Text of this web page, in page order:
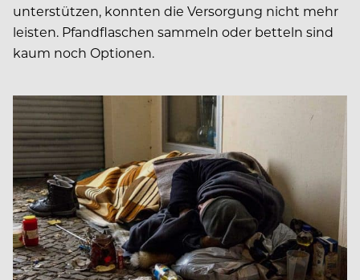
unterstützen, konnten die Versorgung nicht mehr
leisten. Pfandflaschen sammeln oder betteln sind
kaum noch Optionen.